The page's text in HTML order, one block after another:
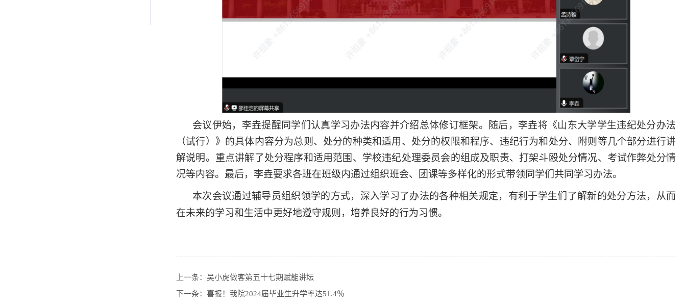
会议伊始，李垚提醒同学们认真学习办法内容并介绍总体修订框架。随后，李垚将《山东大学学生违纪处分办法
（试行）》的具体内容分为总则、处分的种类和适用、处分的权限和程序、违纪行为和处分、附则等几个部分进行讲
解说明。重点讲解了处分程序和适用范围、学校违纪处理委员会的组成及职责、打架斗殴处分情况、考试作弊处分情
况等内容。最后，李垚要求各班在班级内通过组织班会、团课等多样化的形式带领同学们共同学习办法。
本次会议通过辅导员组织领学的方式，深入学习了办法的各种相关规定，有利于学生们了解新的处分方法，从而
在未来的学习和生活中更好地遵守规则，培养良好的行为习惯。
上一条： 吴小虎做客第五十七期赋能讲坛
下一条： 喜报！我院2024届毕业生升学率达51.4％